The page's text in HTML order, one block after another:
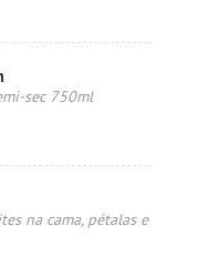
sec 750ml
na cama, pétalas e